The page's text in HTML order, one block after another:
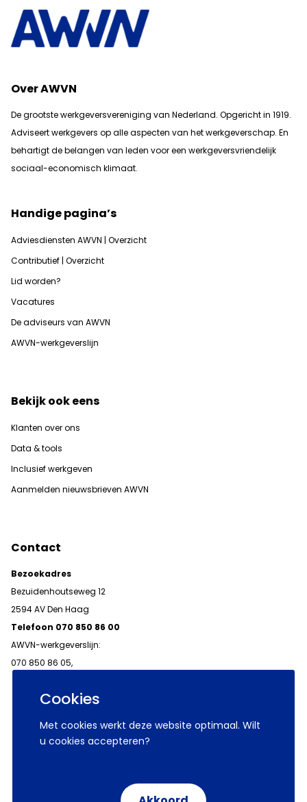
Cookies
Met cookies werkt deze website optimaal. Wilt
u cookies accepteren?
Over AWVN
De grootste werkgeversvereniging van Nederland. Opgericht in 1919.
Adviseert werkgevers op alle aspecten van het werkgeverschap. En
behartigt de belangen van leden voor een werkgeversvriendelijk
sociaal-economisch klimaat.
Handige pagina’s
Adviesdiensten AWVN | Overzicht
Contributief | Overzicht
Lid worden?
Vacatures
De adviseurs van AWVN
AWVN-werkgeverslijn
Bekijk ook eens
Klanten over ons
Data & tools
Inclusief werkgeven
Aanmelden nieuwsbrieven AWVN
Contact
Bezoekadres
Bezuidenhoutseweg 12
2594 AV Den Haag
Telefoon 070 850 86 00
AWVN-werkgeverslijn:
070 850 86 05,
© 2026 AWVN